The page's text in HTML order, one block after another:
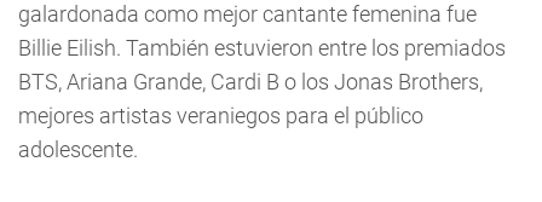
galardonada como mejor cantante femenina fue
Billie Eilish. También estuvieron entre los premiados
BTS, Ariana Grande, Cardi B o los Jonas Brothers,
mejores artistas veraniegos para el público
adolescente.